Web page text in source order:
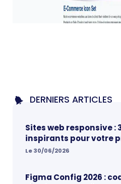
DERNIERS ARTICLES
Sites web responsive :
inspirants pour votre
Le 30/06/2026
Figma Config 2026 :